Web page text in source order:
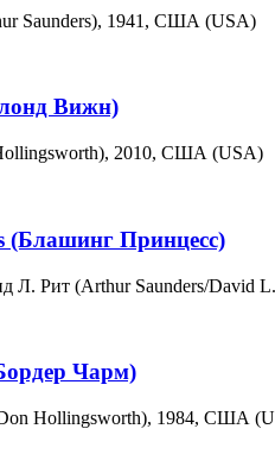
Saunders), 1941, США (USA)
Вижн)
2010, США (USA)
(Блашинг Принцесс)
Л. Рит (Arthur Saunders/David
Чарм)
Hollingsworth), 1984, США